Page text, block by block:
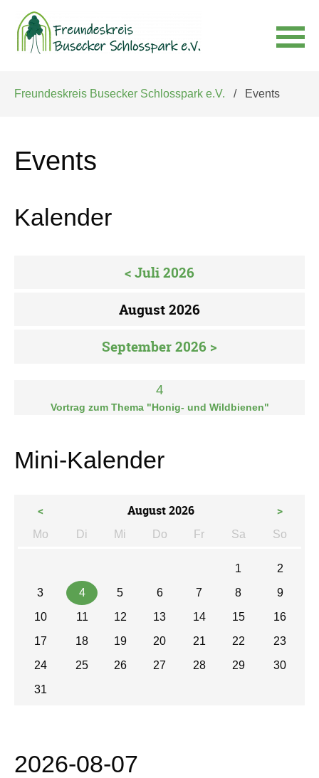
überspringen
Freundeskreis Busecker Schlosspark e.V. Events
Events
Kalender
< Juli 2026
August 2026
September 2026 >
4
Vortrag zum Thema "Honig- und Wildbienen"
Mini-Kalender
< August 2026 >
Mo Di enstag
Mi ttwochDo nnerstag
Fr Sa mstagSo
1
2
3
4 5 6 7 8
9
10
11 12 13 14 15
16
17
18 19 20 21 22
23
24
25 26 27 28 29
30
31
2026-08-07